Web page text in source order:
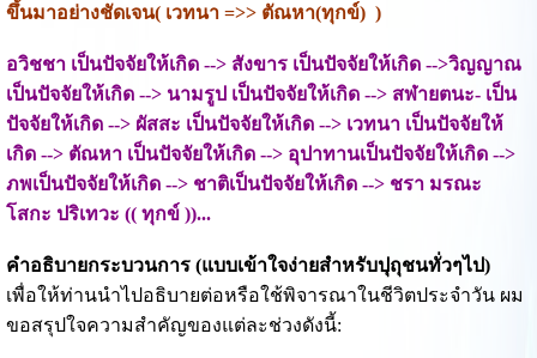
ขึ้นมาอย่างชัดเจน( เวทนา =>> ตัณหา(ทุกข์) )
อวิชชา เป็นปัจจัยให้เกิด --> สังขาร เป็นปัจจัยให้เกิด -->วิญญาณ
เป็นปัจจัยให้เกิด --> นามรูป เป็นปัจจัยให้เกิด --> สฬายตนะ- เป็น
ปัจจัยให้เกิด --> ผัสสะ เป็นปัจจัยให้เกิด --> เวทนา เป็นปัจจัยให้
เกิด --> ตัณหา เป็นปัจจัยให้เกิด --> อุปาทานเป็นปัจจัยให้เกิด -->
ภพเป็นปัจจัยให้เกิด --> ชาติเป็นปัจจัยให้เกิด --> ชรา มรณะ
โสกะ ปริเทวะ (( ทุกข์ ))...
คำอธิบายกระบวนการ (แบบเข้าใจง่ายสำหรับปุถุชนทั่วๆไป)
เพื่อให้ท่านนำไปอธิบายต่อหรือใช้พิจารณาในชีวิตประจำวัน ผม
ขอสรุปใจความสำคัญของแต่ละช่วงดังนี้: